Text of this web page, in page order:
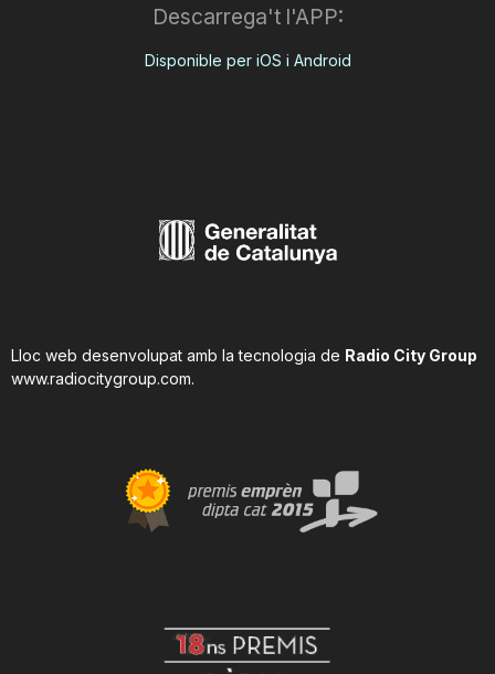
Descarrega't l'APP:
Disponible per iOS i Android
Lloc web desenvolupat amb la tecnologia de Radio City Group
www.radiocitygroup.com.